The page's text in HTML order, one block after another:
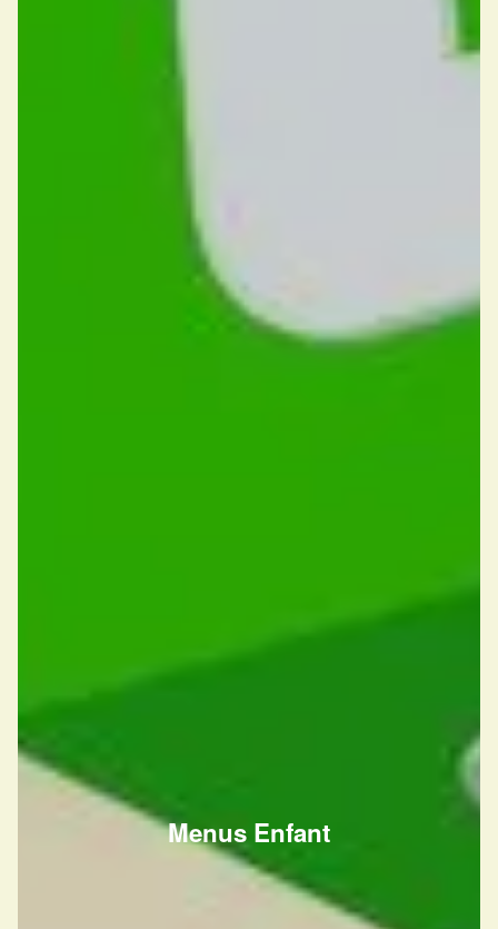
Menus Enfant